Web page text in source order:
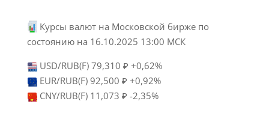
Курсы валют на Московской бирже по
состоянию на 16.10.2025 13:00 МСК
USD/RUB(F) 79,310 ₽ +0,62%
EUR/RUB(F) 92,500 ₽ +0,92%
CNY/RUB(F) 11,073 ₽ -2,35%